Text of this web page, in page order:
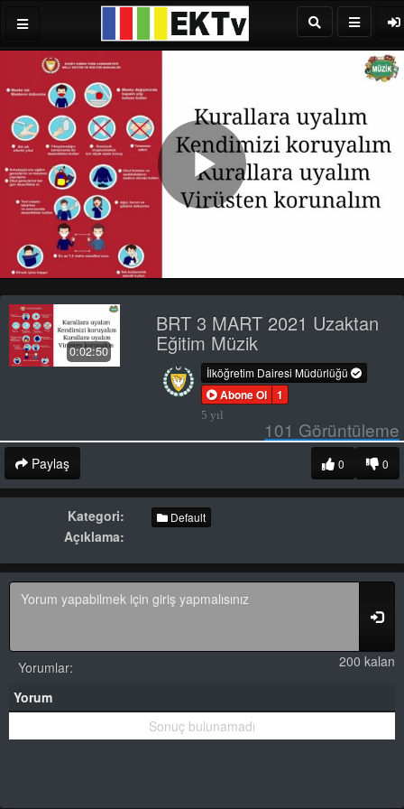
Play
Video
0:02:50
BRT 3 MART 2021 Uzaktan
Eğitim Müzik
İlköğretim Dairesi Müdürlüğü
Abone Ol 1
5 yıl
101 Görüntüleme
Paylaş 0
0
Kategori: Default
Açıklama:
200 kalan
Yorumlar:
Yorum
Sonuç bulunamadı